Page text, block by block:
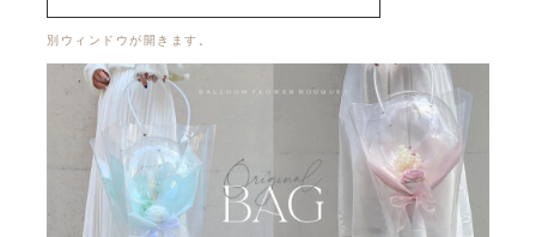
別ウィンドウが開きます。